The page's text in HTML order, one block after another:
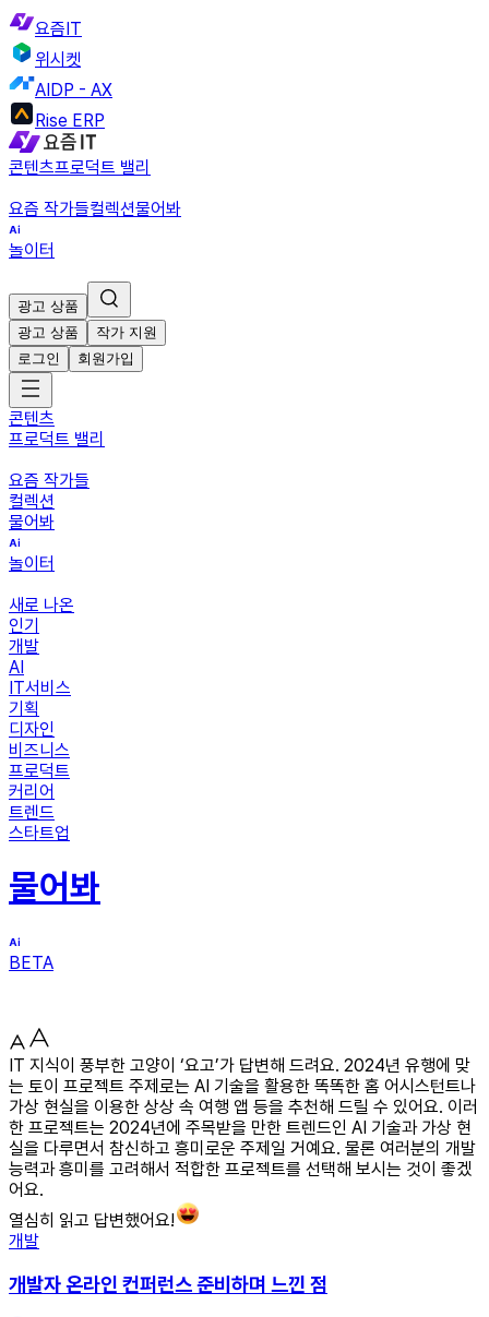
요즘IT
위시켓
AIDP - AX
Rise ERP
콘텐츠프로덕트 밸리
요즘 작가들컬렉션물어봐
놀이터
광고 상품
광고 상품
작가 지원
로그인
회원가입
콘텐츠
프로덕트 밸리
요즘 작가들
컬렉션
물어봐
놀이터
새로 나온
인기
개발
AI
IT서비스
기획
디자인
비즈니스
프로덕트
커리어
트렌드
스타트업
물어봐
BETA
IT 지식이 풍부한 고양이 ‘요고’가 답변해 드려요. 2024년 유행에 맞
는 토이 프로젝트 주제로는 AI 기술을 활용한 똑똑한 홈 어시스턴트나
가상 현실을 이용한 상상 속 여행 앱 등을 추천해 드릴 수 있어요. 이러
한 프로젝트는 2024년에 주목받을 만한 트렌드인 AI 기술과 가상 현
실을 다루면서 참신하고 흥미로운 주제일 거예요. 물론 여러분의 개발
능력과 흥미를 고려해서 적합한 프로젝트를 선택해 보시는 것이 좋겠
어요.
열심히 읽고 답변했어요!
개발
개발자 온라인 컨퍼런스 준비하며 느낀 점